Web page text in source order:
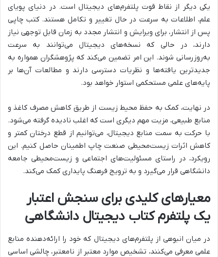
یکی دیگر از نقاط قوت پلتفرم‌های دیجیتال است. در دنیای پویای
علم، اطلاعات به سرعت در حال تغییر و تکامل هستند. کتب چاپی
پس از انتشار، برای ویرایش و انتشار مجدد به زمان قابل توجهی نیاز
دارند، در حالی که نسخه‌های دیجیتال می‌توانند به سرعت
به‌روزرسانی شوند. این امر تضمین می‌کند که پژوهشگران همواره به
جدیدترین یافته‌ها و نظریات دسترسی دارند و مطالعات آن‌ها بر
پایه‌های علمی مستحکمی استوار خواهد بود.
در نهایت، کمک به حفظ محیط زیست از طریق کاهش مصرف کاغذ و
منابع طبیعی، مزیت مهم دیگری است که اغلب نادیده گرفته می‌شود.
با حرکت به سمت منابع دیجیتال، می‌توانیم از قطع درختان کمتر و
کاهش اثرات زیست‌محیطی صنعت چاپ اطمینان حاصل کنیم. این
رویکرد، در راستای مسئولیت‌های اجتماعی و زیست‌محیطی جامعه
دانشگاهی قرار می‌گیرد و به ترویج فرهنگ پایداری کمک می‌کند.
معیارهای کلیدی برای سنجش اعتبار
یک پلتفرم کتاب دیجیتال دانشگاهی
در میان انبوهی از پلتفرم‌های دیجیتال که خود را ارائه‌دهنده منابع
علمی معرفی می‌کنند، تشخیص موارد معتبر از نامعتبر، چالشی اساسی